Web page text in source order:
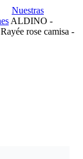
Nuestras
ALDINO -
rose camisa -